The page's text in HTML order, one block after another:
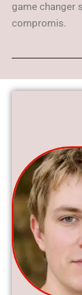
game changer
compromis.